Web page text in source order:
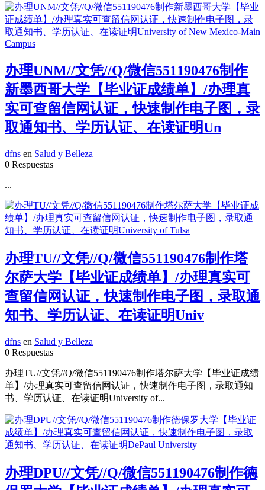
办理UNM//文凭//Q/微信551190476制作
新墨西哥大学【毕业证成绩单】/办理真
实可查留信网认证，快速制作电子图，录
取通知书、学历认证、在读证明Un
dfns en Salud y Belleza
0 Respuestas
...
办理TU//文凭//Q/微信551190476制作塔
尔萨大学【毕业证成绩单】/办理真实可
查留信网认证，快速制作电子图，录取通
知书、学历认证、在读证明Univ
dfns en Salud y Belleza
0 Respuestas
办理TU//文凭//Q/微信551190476制作塔尔萨大学【毕业证成绩
单】/办理真实可查留信网认证，快速制作电子图，录取通知
书、学历认证、在读证明University of...
办理DPU//文凭//Q/微信551190476制作德